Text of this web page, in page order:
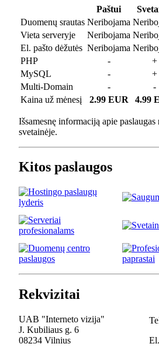
Paštui
Duomenų srautas Neribojama
Vieta serveryje
Neribojama
El. pašto dėžutės Neribojama
PHP
- +
MySQL
- +
Multi-Domain
- -
Kaina už mėnesį
2.99 EUR 4.99
Išsamesnę informaciją apie paslaugas
svetainėje.
Kitos paslaugos
Rekvizitai
UAB "Interneto vizija"
J. Kubiliaus g. 6
08234 Vilnius